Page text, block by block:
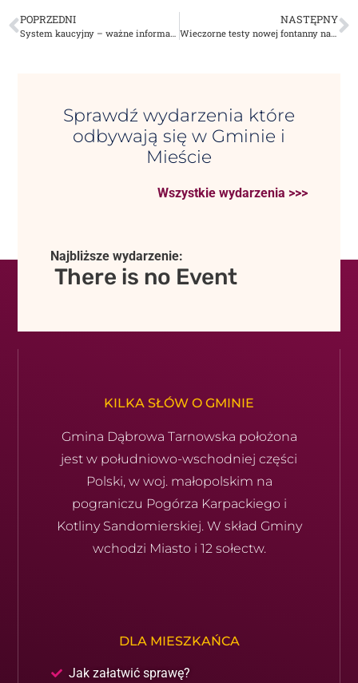
POPRZEDNI
System kaucyjny – ważne informacje dla mieszkańców
NASTĘPNY
Wieczorne testy nowej fontanny na Rynku w Dąbrowie Tarnowskiej – magiczna gra świateł i wody
Sprawdź wydarzenia które
odbywają się w Gminie i
Mieście
Wszystkie wydarzenia >>>
Najbliższe wydarzenie:
There is no Event
KILKA SŁÓW O GMINIE
Gmina Dąbrowa Tarnowska położona
jest w południowo-wschod­niej części
Polski, w woj. małopolskim na
pograniczu Pogórza Karpackiego i
Kotliny Sandomierskiej. W skład Gminy
wchodzi Miasto i 12 sołectw.
DLA MIESZKAŃCA
Jak załatwić sprawę?